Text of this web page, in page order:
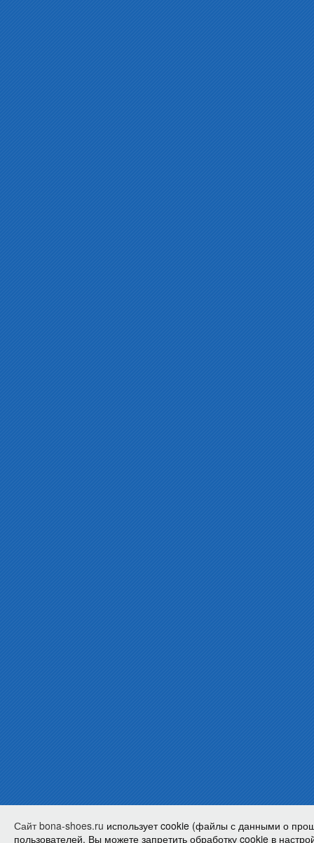
Сайт bona-shoes.ru использует cookie (файлы с данными о
пользователей. Вы можете запретить обработку cookie в